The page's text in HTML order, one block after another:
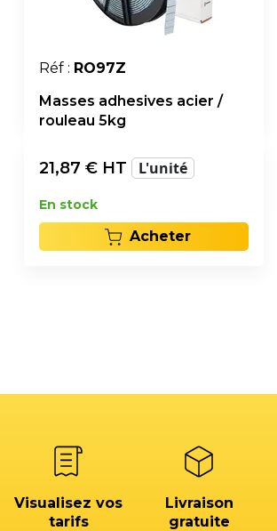
Réf : RO97Z
Masses adhesives acier /
rouleau 5kg
21,87 € HT L'unité
En stock
Acheter
Visualisez vos
tarifs
Livraison
gratuite